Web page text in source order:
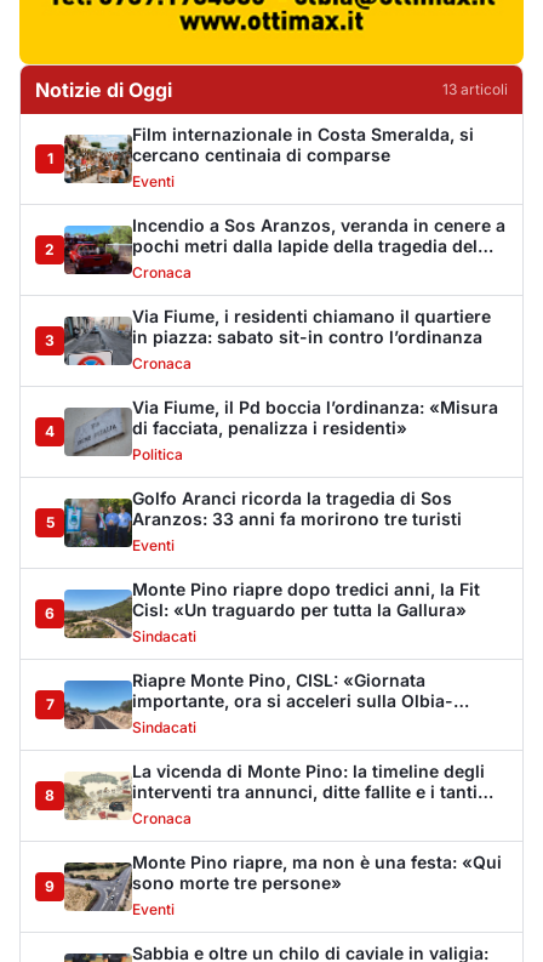
4
di facciata, penalizza i residenti»
Politica
5
Golfo Aranci ricorda la tragedia di Sos
Aranzos: 33 anni fa morirono tre turisti
Eventi
6
Monte Pino riapre dopo tredici anni, la Fit
Cisl: «Un traguardo per tutta la Gallura»
Sindacati
7
Riapre Monte Pino, CISL: «Giornata
importante, ora si acceleri sulla Olbia-
Arzachena-Palau»
Sindacati
8
La vicenda di Monte Pino: la timeline degli
interventi tra annunci, ditte fallite e i tanti
stop
Cronaca
9
Monte Pino riapre, ma non è una festa: «Qui
sono morte tre persone»
Eventi
10
Sabbia e oltre un chilo di caviale in valigia:
sequestri all’aeroporto di Olbia
Cronaca
11
Olbia, via Fiume: "Il divieto di sosta non può
sostituire i controlli"
Cronaca
12
Dopo l'ordinanza: da via Fiume rispondono
al sindaco: "La deve ritirare, non serva a
nulla"
Cronaca
13
Punti di svista: in via Fiume, un anno senza
auto per vietare il nascondino ai delinquenti
Editoriali